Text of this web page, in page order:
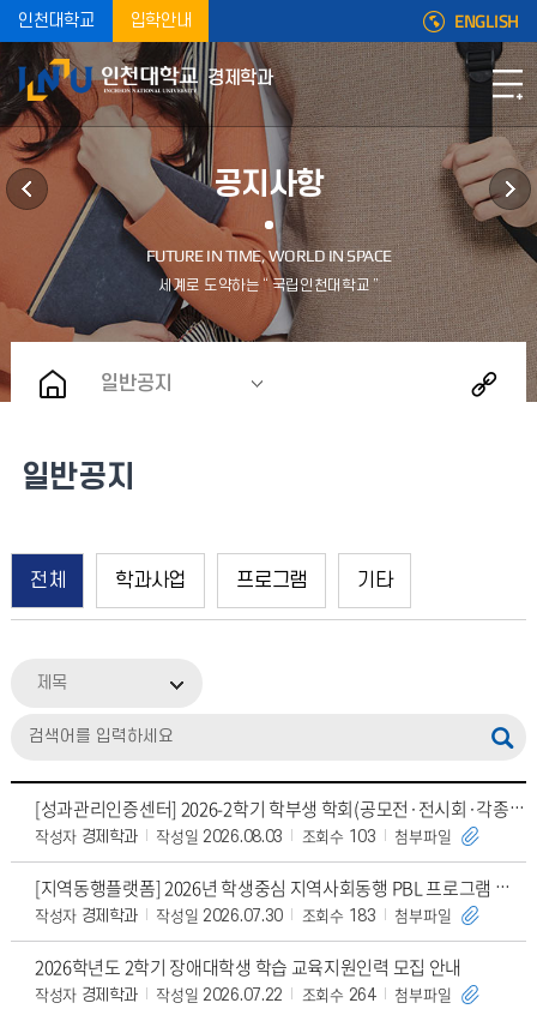
인천대학교 입학안내 ENGLISH
경제학과
공지사항
일반공지
일반공지
전체 학과사업 프로그램 기타
제목
[성과관리인증센터] 2026-2학기 학부생 학회(공모전·전시회·각종 대회 포함)발표 지원
작성자 경제학과 작성일 2026.08.03 조회수 103 첨부파일
[지역동행플랫폼] 2026년 학생중심 지역사회동행 PBL 프로그램 모집 [접수기간 연장]
작성자 경제학과 작성일 2026.07.30 조회수 183 첨부파일
2026학년도 2학기 장애대학생 학습 교육지원인력 모집 안내
작성자 경제학과 작성일 2026.07.22 조회수 264 첨부파일